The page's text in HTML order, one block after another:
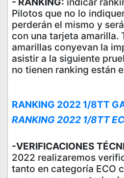
Pilotos que no lo
perderán el mismo y
con una tarjeta amarilla.
amarillas conyevan la
asistir a la siguiente
no tienen ranking están
RANKING 2022 1/8TT
RANKING 2022 1/8TT
-VERIFICACIONES
2022 realizaremos
tanto en categoría ECO